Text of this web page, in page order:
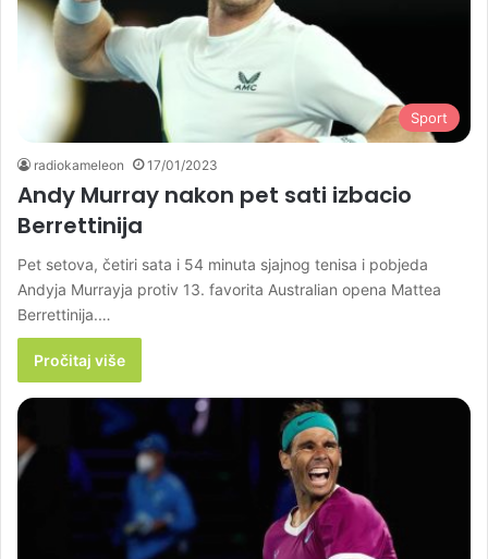
Sport
radiokameleon 17/01/2023
Andy Murray nakon pet sati izbacio
Berrettinija
Pet setova, četiri sata i 54 minuta sjajnog tenisa i pobjeda
Andyja Murrayja protiv 13. favorita Australian opena Mattea
Berrettinija.…
Pročitaj više